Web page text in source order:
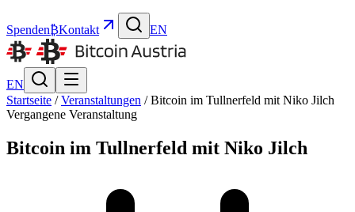
Spenden₿Kontakt EN
EN
Startseite / Veranstaltungen / Bitcoin im Tullnerfeld mit Niko Jilch
Vergangene Veranstaltung
Bitcoin im Tullnerfeld mit Niko Jilch